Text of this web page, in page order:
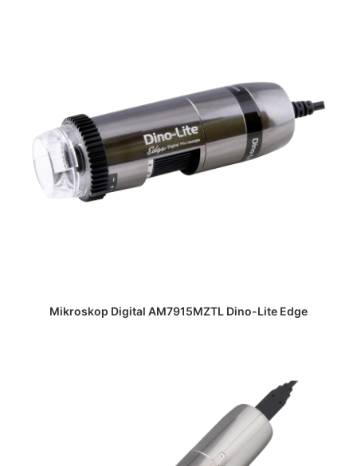
DAPATKAN PENAWARAN HARGA
Mikroskop Digital AM7915MZTL Dino-Lite Edge